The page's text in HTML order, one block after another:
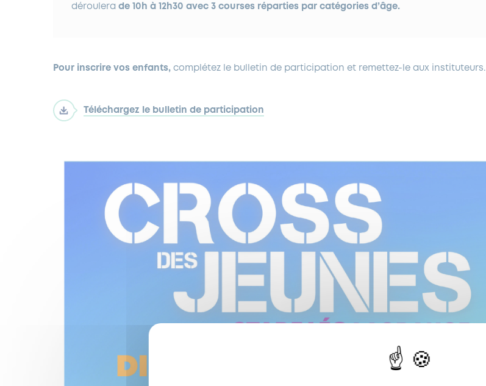
déroulera de 10h à 12h30 avec 3 courses réparties par catégories d’âge.
Pour inscrire vos enfants, complétez le bulletin de participation et remettez-le aux instituteurs.
Téléchargez le bulletin de participation